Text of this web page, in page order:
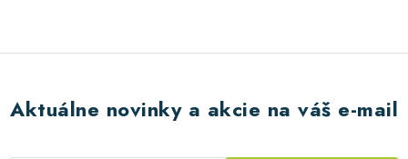
Aktuálne novinky a akcie na váš e-mail